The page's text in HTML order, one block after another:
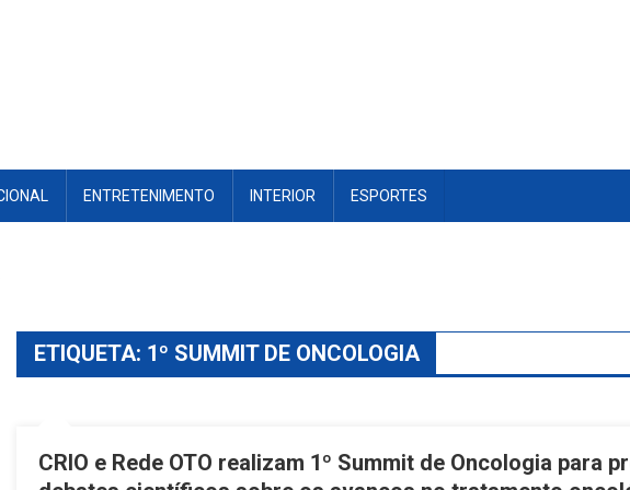
ENTRETENIMENTO INTERIOR ESPORTES
ETIQUETA: 1º SUMMIT DE ONCOLOGIA
CRIO e Rede OTO realizam 1º Summit de Oncologia para